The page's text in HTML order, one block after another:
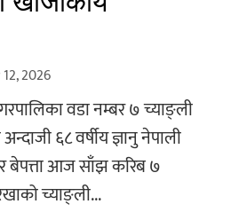
2026
वडा नम्बर ७ च्याङ्ली
६८ वर्षीय ज्ञानु नेपाली
बेपत्ता आज साँझ करिब ७
च्याङ्ली...